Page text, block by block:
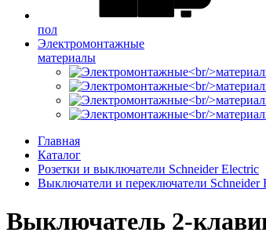
пол
Электромонтажные
материалы
Главная
Каталог
Розетки и выключатели Schneider Electric
Выключатели и переключатели Schneider
Выключатель 2-